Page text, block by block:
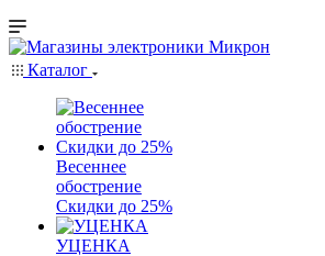
Каталог
Весеннее
обострение
Скидки до 25%
УЦЕНКА